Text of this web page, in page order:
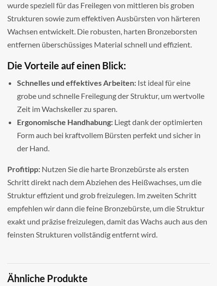
wurde speziell für das Freilegen von mittleren bis groben
Strukturen sowie zum effektiven Ausbürsten von härteren
Wachsen entwickelt. Die robusten, harten Bronzeborsten
entfernen überschüssiges Material schnell und effizient.
Die Vorteile auf einen Blick:
Schnelles und effektives Arbeiten: Ist ideal für eine
grobe und schnelle Freilegung der Struktur, um wertvolle
Zeit im Wachskeller zu sparen.
Ergonomische Handhabung: Liegt dank der optimierten
Form auch bei kraftvollem Bürsten perfekt und sicher in
der Hand.
Profitipp: Nutzen Sie die harte Bronzebürste als ersten
Schritt direkt nach dem Abziehen des Heißwachses, um die
Struktur effizient und grob freizulegen. Im zweiten Schritt
empfehlen wir dann die feine Bronzebürste, um die Struktur
exakt und präzise freizulegen, damit das Wachs auch aus den
feinsten Strukturen vollständig entfernt wird.
Ähnliche Produkte